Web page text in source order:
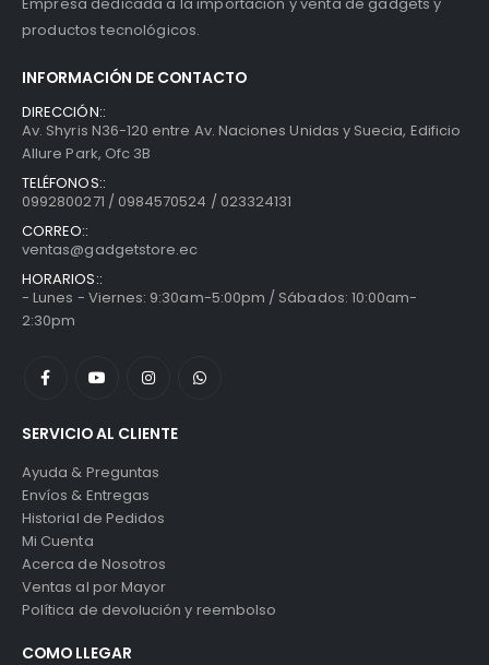
productos tecnológicos.
INFORMACIÓN DE CONTACTO
DIRECCIÓN::
Av. Shyris N36-120 entre Av. Naciones Unidas y Suecia, Edificio
Allure Park, Ofc 3B
TELÉFONOS::
0992800271 / 0984570524 / 023324131
CORREO::
ventas@gadgetstore.ec
HORARIOS::
- Lunes - Viernes: 9:30am-5:00pm / Sábados: 10:00am-
2:30pm
SERVICIO AL CLIENTE
Ayuda & Preguntas
Envíos & Entregas
Historial de Pedidos
Mi Cuenta
Acerca de Nosotros
Ventas al por Mayor
Política de devolución y reembolso
COMO LLEGAR